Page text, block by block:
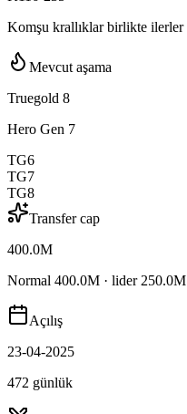
Komşu krallıklar birlikte ilerler
Mevcut aşama
Truegold 8
Hero Gen 7
TG6
TG7
TG8
Transfer cap
400.0M
Normal 400.0M · lider 250.0M
Açılış
23-04-2025
472 günlük